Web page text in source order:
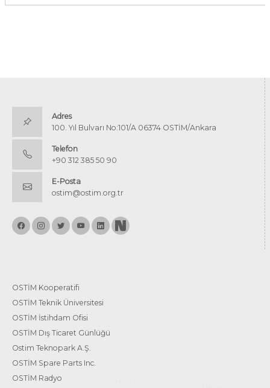
Adres
100. Yıl Bulvarı No:101/A 06374 OSTİM/Ankara
Telefon
+90 312 385 50 90
E-Posta
ostim@ostim.org.tr
OSTİM Kooperatifi
OSTİM Teknik Üniversitesi
OSTİM İstihdam Ofisi
OSTİM Dış Ticaret Günlüğü
Ostim Teknopark A.Ş.
OSTİM Spare Parts Inc.
OSTİM Radyo